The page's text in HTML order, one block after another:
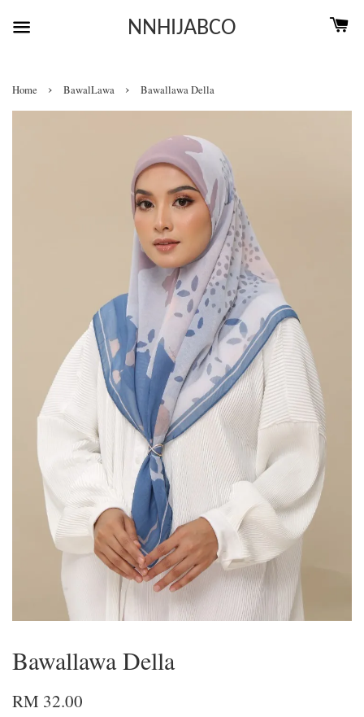
NNHIJABCO
Home › BawalLawa › Bawallawa Della
Bawallawa Della
RM 32.00